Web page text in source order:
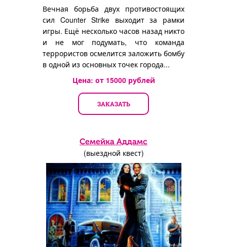
Вечная борьба двух противостоящих
сил Counter Strike выходит за рамки
игры. Ещё несколько часов назад никто
и не мог подумать, что команда
террористов осмелится заложить бомбу
в одной из основных точек города...
Цена: от 15000рублей
ЗАКАЗАТЬ
Семейка Аддамс
(выездной квест)